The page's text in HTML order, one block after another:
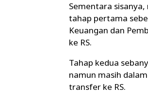
Sementara
tahap pertama
Keuangan dan
ke RS.
Tahap kedua
namun masih
transfer ke RS.